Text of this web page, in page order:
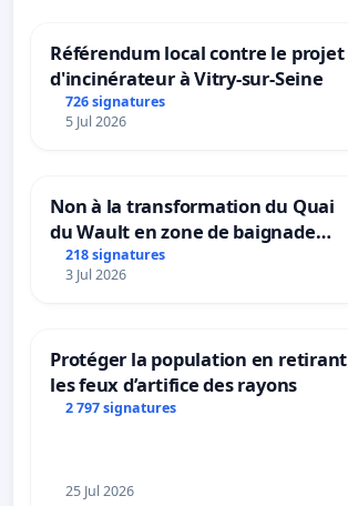
Référendum local contre le projet
d'incinérateur à Vitry-sur-Seine
726 signatures
5 Jul 2026
Non à la transformation du Quai
du Wault en zone de baignade
urbaine
218 signatures
3 Jul 2026
Protéger la population en retirant
les feux d’artifice des rayons
2 797 signatures
25 Jul 2026